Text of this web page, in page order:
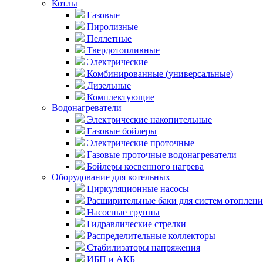
Котлы
Газовые
Пиролизные
Пеллетные
Твердотопливные
Электрические
Комбинированные (универсальные)
Дизельные
Комплектующие
Водонагреватели
Электрические накопительные
Газовые бойлеры
Электрические проточные
Газовые проточные водонагреватели
Бойлеры косвенного нагрева
Оборудование для котельных
Циркуляционные насосы
Расширительные баки для систем
Насосные группы
Гидравлические стрелки
Распределительные коллекторы
Стабилизаторы напряжения
ИБП и АКБ